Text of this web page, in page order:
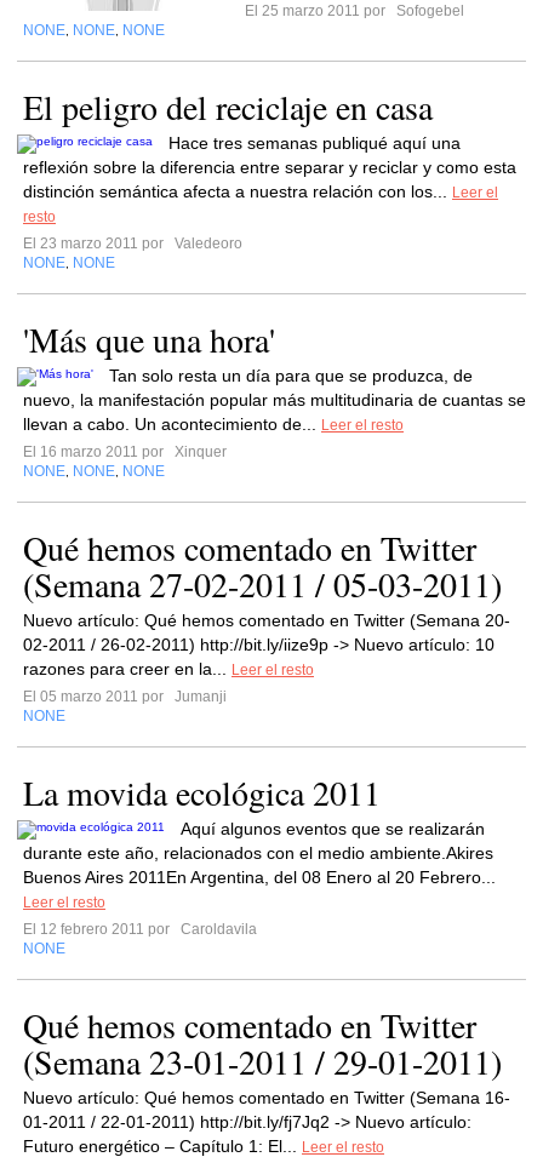
El 25 marzo 2011 por
Sofogebel
NONE NONE NONE
El peligro del reciclaje en casa
Hace tres semanas publiqué aquí una
reflexión sobre la diferencia entre separar y reciclar y como esta
distinción semántica afecta a nuestra relación con los...
Leer el
resto
El 23 marzo 2011 por
Valedeoro
NONE NONE
'Más que una hora'
Tan solo resta un día para que se produzca, de
nuevo, la manifestación popular más multitudinaria de cuantas se
llevan a cabo. Un acontecimiento de...
Leer el resto
El 16 marzo 2011 por
Xinquer
NONE NONE NONE
Qué hemos comentado en Twitter
(Semana 27-02-2011 / 05-03-2011)
Nuevo artículo: Qué hemos comentado en Twitter (Semana 20-
02-2011 / 26-02-2011) http://bit.ly/iize9p -> Nuevo artículo: 10
razones para creer en la...
Leer el resto
El 05 marzo 2011 por
Jumanji
NONE
La movida ecológica 2011
Aquí algunos eventos que se realizarán
durante este año, relacionados con el medio ambiente.Akires
Buenos Aires 2011En Argentina, del 08 Enero al 20 Febrero...
Leer el resto
El 12 febrero 2011 por
Caroldavila
NONE
Qué hemos comentado en Twitter
(Semana 23-01-2011 / 29-01-2011)
Nuevo artículo: Qué hemos comentado en Twitter (Semana 16-
01-2011 / 22-01-2011) http://bit.ly/fj7Jq2 -> Nuevo artículo:
Futuro energético – Capítulo 1: El...
Leer el resto